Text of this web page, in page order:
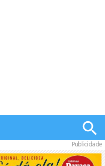
Publicidade